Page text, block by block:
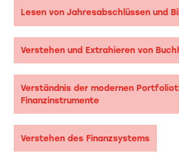
Lesen von Jahresabschlüssen und
Verstehen und Extrahieren von
Verständnis der modernen
Finanzinstrumente
Verstehen des Finanzsystems